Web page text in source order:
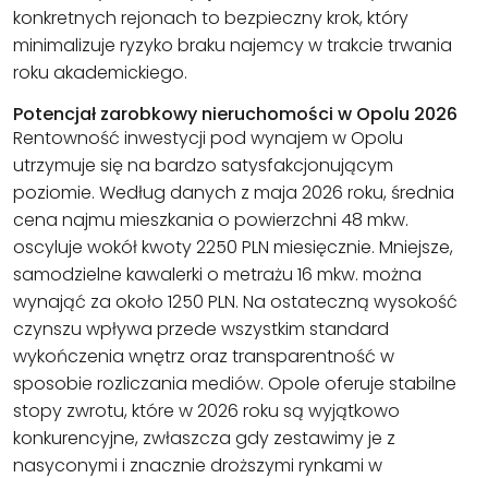
konkretnych rejonach to bezpieczny krok, który
minimalizuje ryzyko braku najemcy w trakcie trwania
roku akademickiego.
Potencjał zarobkowy nieruchomości w Opolu 2026
Rentowność inwestycji pod wynajem w Opolu
utrzymuje się na bardzo satysfakcjonującym
poziomie. Według danych z maja 2026 roku, średnia
cena najmu mieszkania o powierzchni 48 mkw.
oscyluje wokół kwoty 2250 PLN miesięcznie. Mniejsze,
samodzielne kawalerki o metrażu 16 mkw. można
wynająć za około 1250 PLN. Na ostateczną wysokość
czynszu wpływa przede wszystkim standard
wykończenia wnętrz oraz transparentność w
sposobie rozliczania mediów. Opole oferuje stabilne
stopy zwrotu, które w 2026 roku są wyjątkowo
konkurencyjne, zwłaszcza gdy zestawimy je z
nasyconymi i znacznie droższymi rynkami w